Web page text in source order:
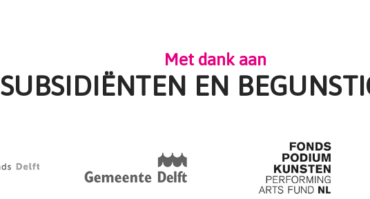
Met dank aan
SUBSIDIËNTEN EN